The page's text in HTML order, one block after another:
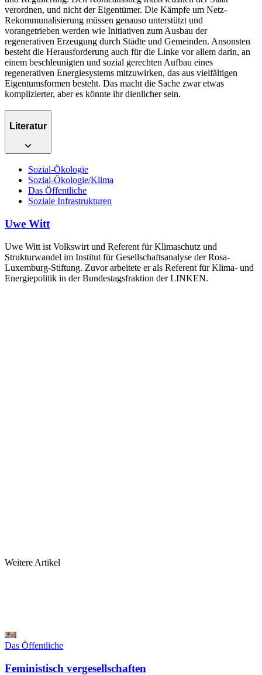
verordnen, und nicht der Eigentümer. Die Kämpfe um Netz-
Rekommunalisierung müssen genauso unterstützt und
vorangetrieben werden wie Initiativen zum Ausbau der
regenerativen Erzeugung durch Städte und Gemeinden. Ansonsten
besteht die Herausforderung auch für die Linke vor allem darin, an
einem beschleunigten und sozial gerechten Aufbau eines
regenerativen Energiesystems mitzuwirken, das aus vielfältigen
Eigentumsformen besteht. Das macht die Sache zwar etwas
komplizierter, aber es könnte ihr dienlicher sein.
Literatur
Sozial-Ökologie
Sozial-Ökologie/Klima
Das Öffentliche
Soziale Infrastrukturen
Uwe Witt
Uwe Witt ist Volkswirt und Referent für Klimaschutz und
Strukturwandel im Institut für Gesellschaftsanalyse der Rosa-
Luxemburg-Stiftung. Zuvor arbeitete er als Referent für Klima- und
Energiepolitik in der Bundestagsfraktion der LINKEN.
Weitere Artikel
Das Öffentliche
Feministisch vergesellschaften